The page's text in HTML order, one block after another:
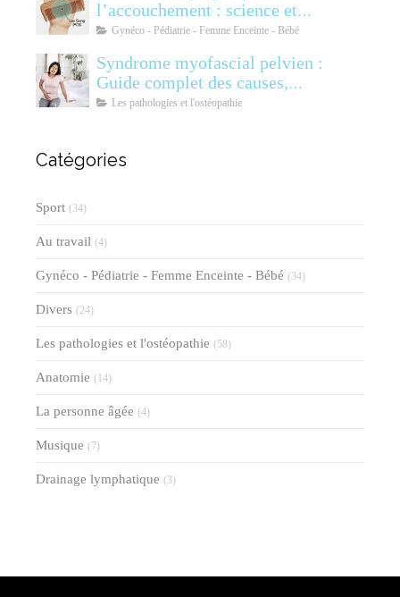
l’accouchement : science et
soulagement
Gynéco - Pédiatrie - Femme Enceinte - Bébé
Syndrome myofascial pelvien :
Guide complet des causes,
symptômes, diagnostic et
Les pathologies et l'ostéopathie
Catégories
Sport (34)
Au travail (4)
Gynéco - Pédiatrie - Femme Enceinte - Bébé (34)
Divers (24)
Les pathologies et l'ostéopathie (58)
Anatomie (14)
La personne âgée (4)
Musique (7)
Drainage lymphatique (3)